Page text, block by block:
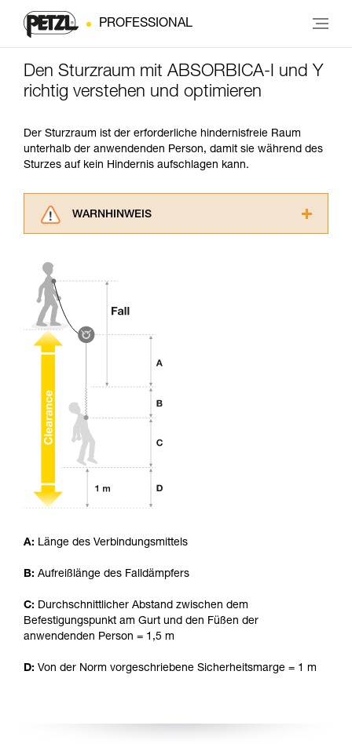
PROFESSIONAL
Den Sturzraum mit ABSORBICA-I und Y
richtig verstehen und optimieren
Der Sturzraum ist der erforderliche hindernisfreie Raum
unterhalb der anwendenden Person, damit sie während des
Sturzes auf kein Hindernis aufschlagen kann.
WARNHINWEIS
verstehen zu können, müssen Sie zuerst die in
Informationen richtig verstanden haben.
entsprechende Ausbildung und ein spezielles
Training voraus. Prüfen Sie zusammen mit
einem Profi, ob Sie in der Lage sind, den
Vorgang alleine sicher zu wiederholen, bevor
Sie ihn eigenständig durchführen.
Wir geben Beispiele für die mit Ihrer Aktivität
verbundenen Techniken. Möglicherweise gibt es
beschrieben werden.
A: Länge des Verbindungsmittels
B: Aufreißlänge des Falldämpfers
C: Durchschnittlicher Abstand zwischen dem
Befestigungspunkt am Gurt und den Füßen der
anwendenden Person = 1,5 m
D: Von der Norm vorgeschriebene Sicherheitsmarge = 1 m